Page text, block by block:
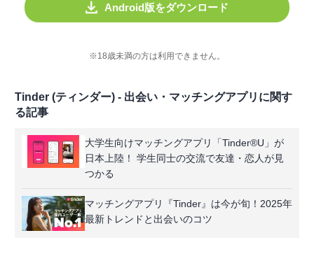
Android版をダウンロード
※18歳未満の方は利用できません。
Tinder (ティンダー) - 出会い・マッチングアプリに関す
る記事
大学生向けマッチングアプリ「Tinder®U」が
日本上陸！ 学生同士の交流で友達・恋人が見
つかる
マッチングアプリ『Tinder』は今が旬！2025年
最新トレンドと出会いのコツ